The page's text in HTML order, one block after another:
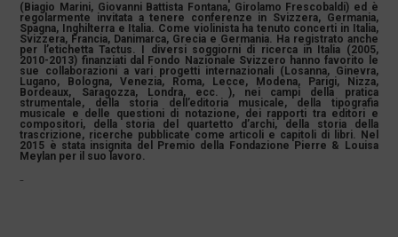
(Biagio Marini, Giovanni Battista Fontana, Girolamo Frescobaldi) ed è
regolarmente invitata a tenere conferenze in Svizzera, Germania,
Spagna, Inghilterra e Italia. Come violinista ha tenuto concerti in Italia,
Svizzera, Francia, Danimarca, Grecia e Germania. Ha registrato anche
per l’etichetta Tactus. I diversi soggiorni di ricerca in Italia (2005,
2010-2013) finanziati dal Fondo Nazionale Svizzero hanno favorito le
sue collaborazioni a vari progetti internazionali (Losanna, Ginevra,
Lugano, Bologna, Venezia, Roma, Lecce, Modena, Parigi, Nizza,
Bordeaux, Saragozza, Londra, ecc. ), nei campi della pratica
strumentale, della storia dell’editoria musicale, della tipografia
musicale e delle questioni di notazione, dei rapporti tra editori e
compositori, della storia del quartetto d’archi, della storia della
trascrizione, ricerche pubblicate come articoli e capitoli di libri. Nel
2015 è stata insignita del Premio della Fondazione Pierre & Louisa
Meylan per il suo lavoro.